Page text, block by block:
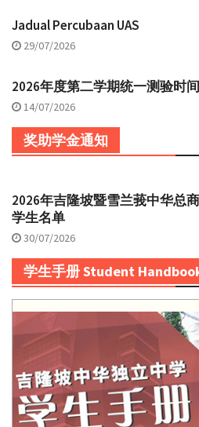
Jadual Percubaan UAS
29/07/2026
2026年度第二学期统一测验时
14/07/2026
奖助学金通知
2026年吉隆坡暨雪兰莪中华总
学生名单
30/07/2026
学生手册 Student